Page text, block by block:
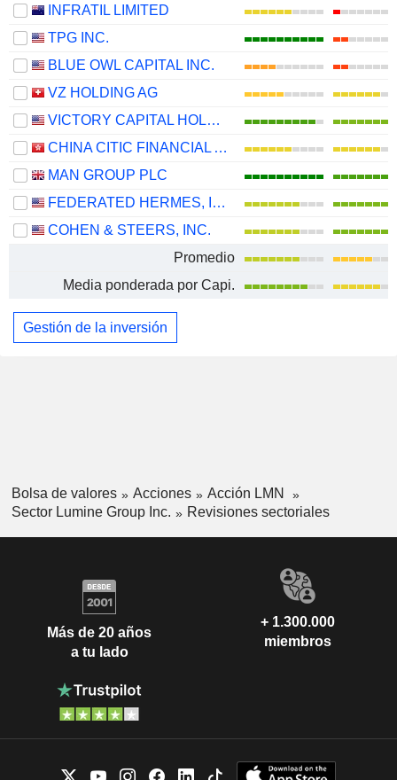
INFRATIL LIMITED
TPG INC.
BLUE OWL CAPITAL INC.
VZ HOLDING AG
VICTORY CAPITAL HOLDINGS, INC.
CHINA CITIC FINANCIAL ASSET MANAGEMENT CO., LTD.
MAN GROUP PLC
FEDERATED HERMES, INC.
COHEN & STEERS, INC.
Promedio
Media ponderada por Capi.
Gestión de la inversión
Bolsa de valores Acciones
Acción LMN
Sector Lumine Group Inc.
Revisiones sectoriales
Más de 20 años
a tu lado
+ 1.300.000
miembros